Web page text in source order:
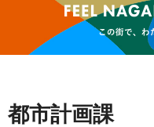
都市計画課